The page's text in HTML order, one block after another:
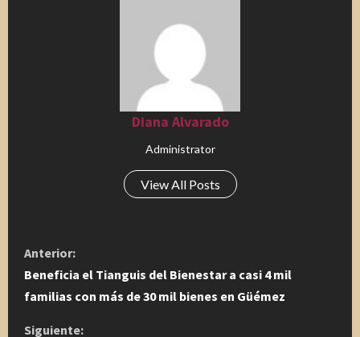
Diana Alvarado
Administrator
View All Posts
S
i
Anterior:
Beneficia el Tianguis del Bienestar a casi 4 mil
familias con más de 30 mil bienes en Güémez
Siguiente: